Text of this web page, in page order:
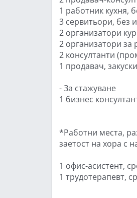
1 работник кухня,
3 сервитьори, без
2 организатори
2 организатори за
2 консултанти
1 продавач,
- За стажуване
1 бизнес
*Работни места,
заетост на хора с
1 офис-асистент,
1 трудотерапевт,